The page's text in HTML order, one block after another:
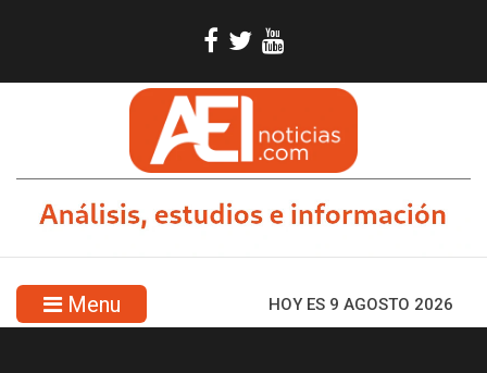
Menu HOY ES 9 AGOSTO 2026